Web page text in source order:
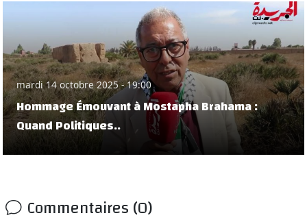
mardi 14 octobre 2025 - 19:00
Hommage Émouvant à Mostapha Brahama :
Quand Politiques..
Commentaires (0)